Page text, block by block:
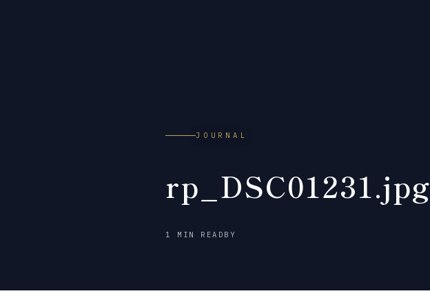
JOURNAL
rp_DSC01231.jpg
2017
21
1 MIN READ BY